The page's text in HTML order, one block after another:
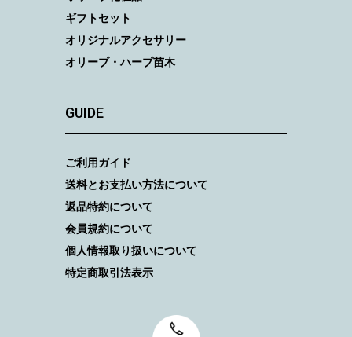
ギフトセット
オリジナルアクセサリー
オリーブ・ハーブ苗木
GUIDE
ご利用ガイド
送料とお支払い方法について
返品特約について
会員規約について
個人情報取り扱いについて
特定商取引法表示